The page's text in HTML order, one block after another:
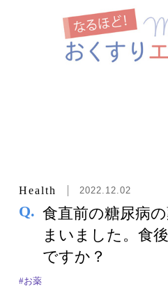
Health 2022.12.02
Q. 食直前の糖尿病
まいました。食
ですか？
#お薬